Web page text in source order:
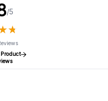
/5
★
★
Product